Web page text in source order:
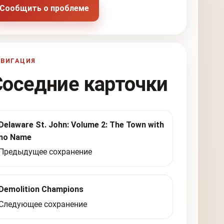
Сообщить о проблеме
карточки
St. John: Volume 2: The Town with
Name
сохранение
Champions
сохранение